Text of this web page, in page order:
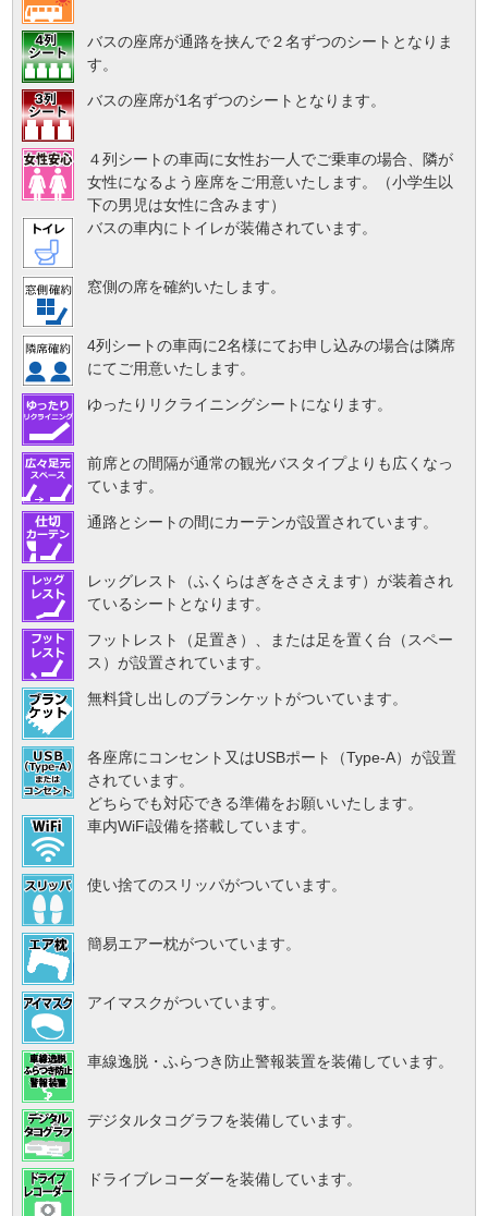
バスの座席が通路を挟んで２名ずつのシートとなりま
す。
バスの座席が1名ずつのシートとなります。
４列シートの車両に女性お一人でご乗車の場合、隣が
女性になるよう座席をご用意いたします。（小学生以
下の男児は女性に含みます）
バスの車内にトイレが装備されています。
窓側の席を確約いたします。
4列シートの車両に2名様にてお申し込みの場合は隣席
にてご用意いたします。
ゆったりリクライニングシートになります。
前席との間隔が通常の観光バスタイプよりも広くなっ
ています。
通路とシートの間にカーテンが設置されています。
レッグレスト（ふくらはぎをささえます）が装着され
ているシートとなります。
フットレスト（足置き）、または足を置く台（スペー
ス）が設置されています。
無料貸し出しのブランケットがついています。
各座席にコンセント又はUSBポート（Type-A）が設置
されています。
どちらでも対応できる準備をお願いいたします。
車内WiFi設備を搭載しています。
使い捨てのスリッパがついています。
簡易エアー枕がついています。
アイマスクがついています。
車線逸脱・ふらつき防止警報装置を装備しています。
デジタルタコグラフを装備しています。
ドライブレコーダーを装備しています。